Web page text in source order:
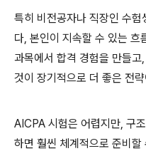
특히 비전공자나 직장인 수
다, 본인이 지속할 수 있는 흐
과목에서 합격 경험을 만들
것이 장기적으로 더 좋은 전
AICPA 시험은 어렵지만, 구
하면 훨씬 체계적으로 준비